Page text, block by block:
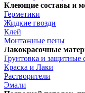
Клеющие составы и
Герметики
Жидкие гвозди
Клей
Монтажные пены
Лакокрасочные
Грунтовка и защитные
Краска и Лаки
Растворители
Эмали